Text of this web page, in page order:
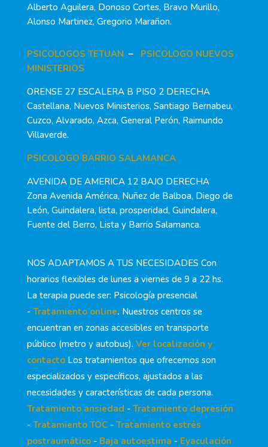
Alberto Aguilera, Donoso Cortes, Bravo Murillo,
Alonso Martinez, Gregorio Marañon.
PSICOLOGOS TETUAN – PSICOLOGO NUEVOS
MINISTERIOS
ORENSE 27 ESCALERA B PISO 2 DERECHA
Castellana, Nuevos Ministerios, Santiago Bernabeu,
Cuzco, Alvarado, Azca, General Perón, Raimundo
Villaverde.
PSICOLOGO BARRIO SALAMANCA
AVENIDA DE AMERICA 12 BAJO DERECHA
Zona Avenida América, Nuñez de Balboa, Diego de
León, Guindalera, lista, prosperidad, Guindalera,
Fuente del Berro, Lista y Barrio Salamanca.
NOS ADAPTAMOS A TUS NECESIDADES Con
horarios flexibles de lunes a viernes de 9 a 22 hs.
La terapia puede ser: Psicología presencial
- Tratamiento online. Nuestros centros se
encuentran en zonas accesibles en transporte
público (metro y autobus). Ver localización y
contactoLos tratamientos que ofrecemos son
especializados y específicos, ajustados a las
necesidades y características de cada persona.
Tratamiento ansiedad - Tratamiento depresión
- Tratamiento TOC- Tratamiento estrés
postraumático- Baja autoestima - Eyaculación